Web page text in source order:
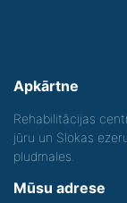
Apkārtne
Rehabilitācijas
jūru un Slokas
pludmales.
Mūsu adrese